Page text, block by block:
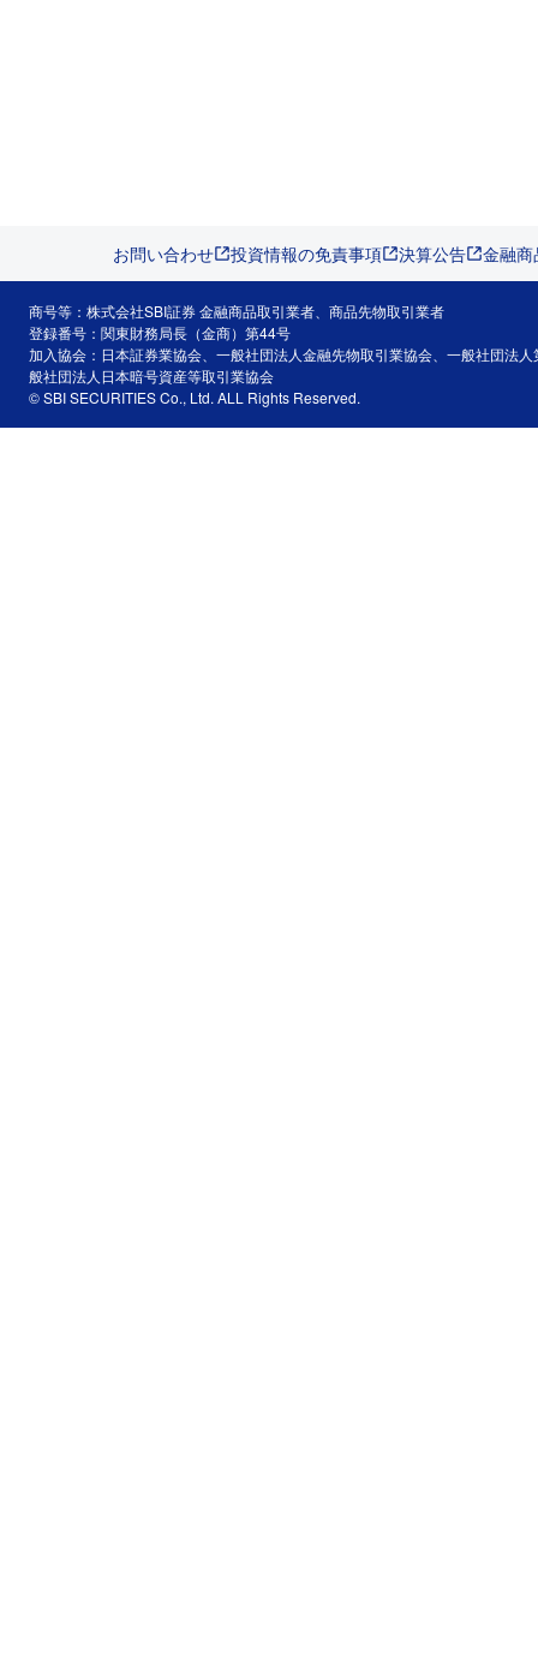
お問い合わせ 投資情報の免責事項 決算公告 金融
商号等：株式会社SBI証券 金融商品取引業者、商品先物取引業者
登録番号：関東財務局長（金商）第44号
加入協会：日本証券業協会、一般社団法人金融先物取引業協会、一般社団法
般社団法人日本暗号資産等取引業協会
© SBI SECURITIES Co., Ltd. ALL Rights Reserved.